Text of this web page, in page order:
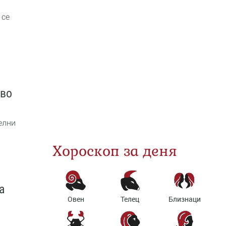
Хороскоп за деня
Овен Телец Близнаци